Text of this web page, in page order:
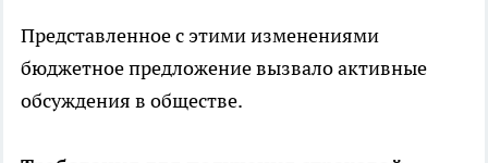
Представленное с этими изменениями
бюджетное предложение вызвало активные
обсуждения в обществе.